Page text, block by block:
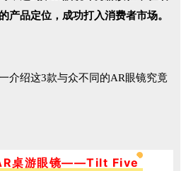
产品定位，成功打入消费者市场。
介绍这3款与众不同的AR眼镜究竟
桌游眼镜——Tilt Five